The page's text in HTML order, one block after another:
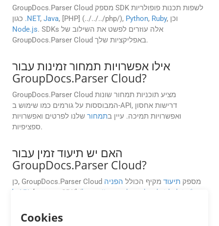
GroupDocs.Parser Cloud מספק SDK לשפות תכנות פופולריות
.NET, Java, [PHP] (../../../php/), Python, Ruby , וכן
Node.js. SDKs אלה עוזרים לפשט את השילוב של
GroupDocs.Parser Cloud באפליקציות שלך.
אילו אפשרויות תמחור זמינות עבור
GroupDocs.Parser Cloud?
GroupDocs.Parser Cloud מציע תוכניות תמחור שונות
המבוססות על גורמים כמו שימוש ב-API, דרישות אחסון
ואפשרויות תמיכה. עיין בתמחור שלנו לפרטים ואפשרויות
ספציפיות.
האם יש תיעוד זמין עבור
GroupDocs.Parser Cloud?
כן, GroupDocs.Parser Cloud מספק תיעוד מקיף הכולל הפניה
ל-API
, [דוגמאות SDK] (https://groupdocscloud.github.io/)
API.Cookies